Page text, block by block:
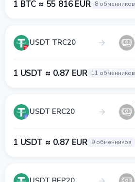
1 BTC ≈ 55 816 EUR 8 обменников
USDT TRC20
1 USDT ≈ 0.87 EUR 11 обменников
USDT ERC20
1 USDT ≈ 0.87 EUR 9 обменников